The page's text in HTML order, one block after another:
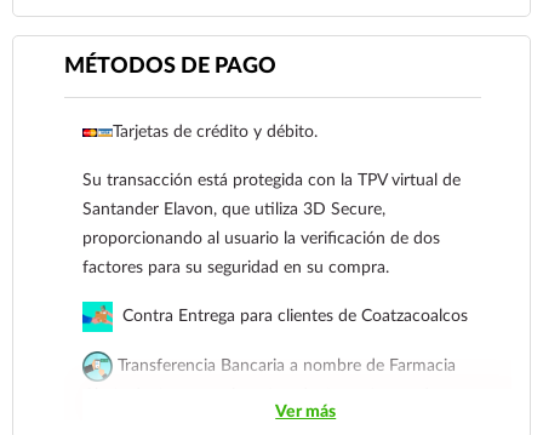
de Santander Elavon, que utiliza 3D Secure,
factores para su seguridad en su compra.
Contra Entrega para clientes de
Coatzacoalcos
Transferencia Bancaria a nombre de Farmacia
cuenta: Clave: 014854655008143954
Para esta forma de pago el cliente deberá enviar
su comprobante de pago a al siguiente correo
MÉTODOS DE PAGO
Tarjetas de crédito y débito.
Su transacción está protegida con la TPV virtual de
Santander Elavon, que utiliza 3D Secure,
proporcionando al usuario la verificación de dos
factores para su seguridad en su compra.
Contra Entrega para clientes de Coatzacoalcos
Transferencia Bancaria a nombre de Farmacia
cuenta: Clave: 014854655008143954
Ver más